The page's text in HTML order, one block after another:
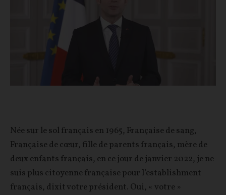
Née sur le sol français en 1965, Française de sang,
Française de cœur, fille de parents français, mère de
deux enfants français, en ce jour de janvier 2022, je ne
suis plus citoyenne française pour l’establishment
français, dixit votre président. Oui, « votre »